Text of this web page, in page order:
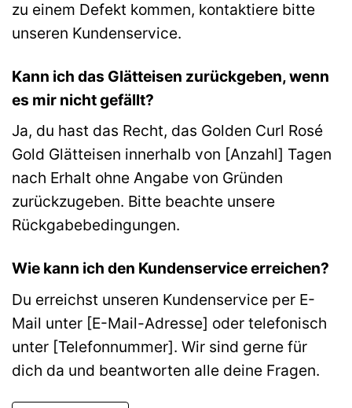
zu einem Defekt kommen, kontaktiere bitte
unseren Kundenservice.
Kann ich das Glätteisen zurückgeben, wenn
es mir nicht gefällt?
Ja, du hast das Recht, das Golden Curl Rosé
Gold Glätteisen innerhalb von [Anzahl] Tagen
nach Erhalt ohne Angabe von Gründen
zurückzugeben. Bitte beachte unsere
Rückgabebedingungen.
Wie kann ich den Kundenservice erreichen?
Du erreichst unseren Kundenservice per E-
Mail unter [E-Mail-Adresse] oder telefonisch
unter [Telefonnummer]. Wir sind gerne für
dich da und beantworten alle deine Fragen.